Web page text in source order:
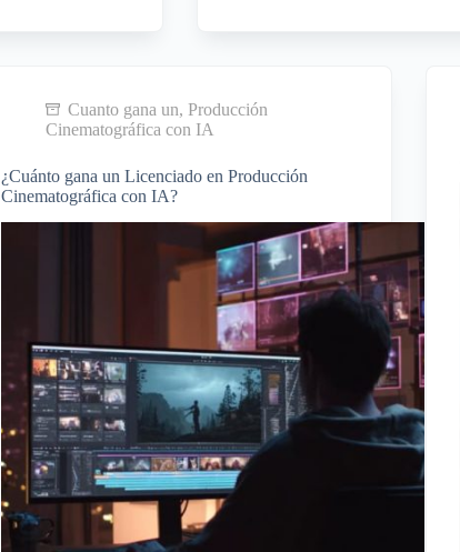
Cuanto gana un,Producción
Cinematográfica con IA
¿Cuánto gana un Licenciado en Producción
Cinematográfica con IA?